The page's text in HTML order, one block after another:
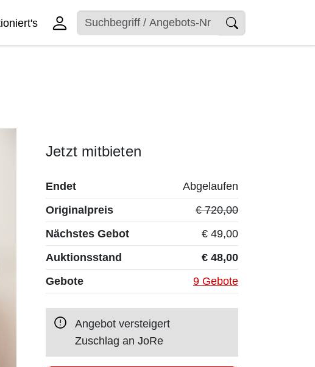
Jetzt mitbieten
Endet
Abgelaufen
Originalpreis
€ 720,00
Nächstes Gebot
€ 49,00
Auktionsstand
€ 48,00
Gebote
9 Gebote
Angebot versteigert
Zuschlag an JoRe